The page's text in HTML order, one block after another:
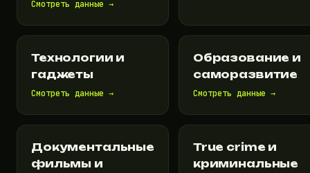
Смотреть данные →
Технологии и
гаджеты
Смотреть данные →
Образование и
саморазвитие
Смотреть данные →
Документальные
фильмы и
True crime и
криминальные